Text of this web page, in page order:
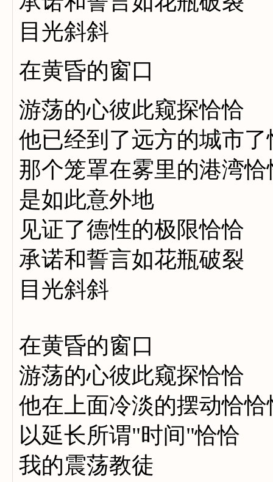
目光斜斜
在黄昏的窗口
游荡的心彼此窥探恰恰
他已经到了远方的城市了
那个笼罩在雾里的港湾恰
是如此意外地
见证了德性的极限恰恰
承诺和誓言如花瓶破裂
目光斜斜
在黄昏的窗口
游荡的心彼此窥探恰恰
他在上面冷淡的摆动恰恰
以延长所谓"时间"恰恰
我的震荡教徒